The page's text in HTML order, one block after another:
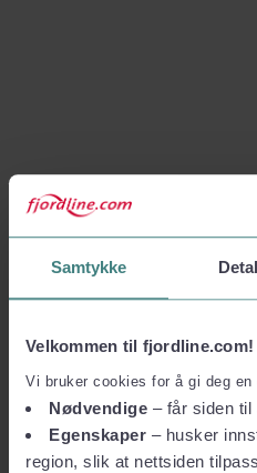
Samtykke
Velkommen til fjordline.com!
Vi bruker cookies for å gi deg en
Nødvendige – får siden til
Egenskaper – husker
region, slik at nettsiden